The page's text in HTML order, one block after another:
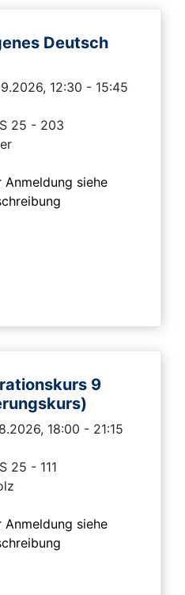
Deutsch
12:30 - 15:45
25 - 203
Anmeldung siehe
9
18:00 - 21:15
25 - 111
Anmeldung siehe